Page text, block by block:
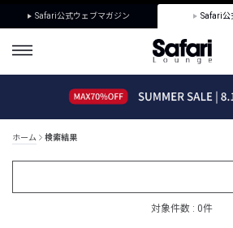
Safari公式ウェブマガジン Safari公
ホーム 検索結果
対象件数 : 0件